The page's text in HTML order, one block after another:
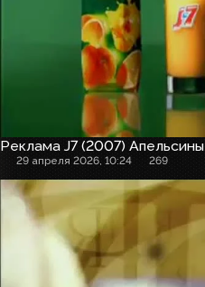
Реклама J7 (2007) Апельсины
29 апреля 2026, 10:24 269